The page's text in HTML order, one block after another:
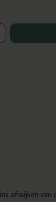
afwijken van